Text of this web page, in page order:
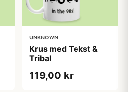
UNKNOWN
Krus med Tekst &
Tribal
119,00 kr